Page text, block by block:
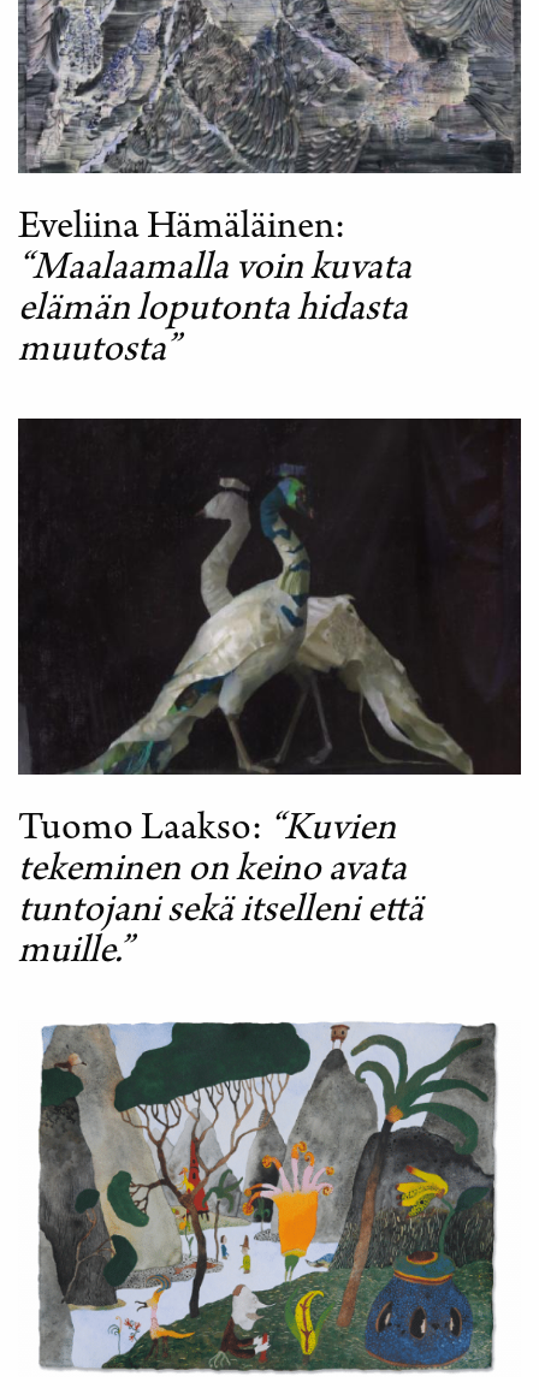
Eveliina Hämäläinen
“Maalaamalla voin kuvata
elämän loputonta hidasta
muutosta”
Tuomo Laakso
“Kuvien
tekeminen on keino avata
tuntojani sekä itselleni että
muille.”